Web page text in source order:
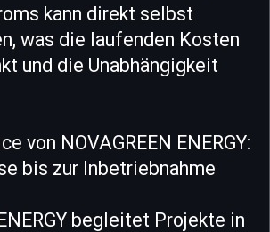
kann direkt selbst
was die laufenden Kosten
und die Unabhängigkeit
von NOVAGREEN ENERGY:
bis zur Inbetriebnahme
begleitet Projekte in